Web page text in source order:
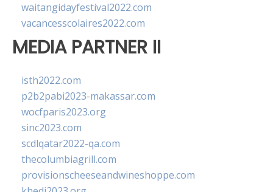
waitangidayfestival2022.com
vacancesscolaires2022.com
MEDIA PARTNER II
isth2022.com
p2b2pabi2023-makassar.com
wocfparis2023.org
sinc2023.com
scdlqatar2022-qa.com
thecolumbiagrill.com
provisionscheeseandwineshoppe.com